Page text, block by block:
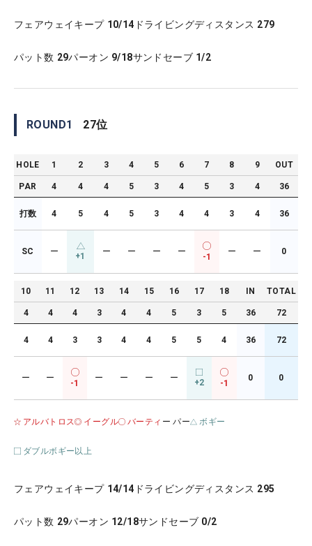
フェアウェイキープ 10/14 ドライビングディスタンス 279
パット数 29パーオン 9/18サンドセーブ 1/2
ROUND1 27位
HOLE 1 2 3 4 5 6 7 8 9 OUT
PAR 4 4 4 5 3 4 5 3 4 36
打数 4 5 4 5 3 4 4 3 4 36
SC ー +1 ー ー ー ー
-1
ー ー 0
10 11 12 13 14 15 16 17 18 IN TOTAL
4 4 4 3 4 4 5 3 5 36 72
4 4 3 3 4 4 5 5 4 36 72
ー ー
-1
ー ー ー ー +2 -1
0 0
アルバトロス イーグル バーティ ー パー ボギー
ダブルボギー以上
フェアウェイキープ 14/14 ドライビングディスタンス 295
パット数 29パーオン 12/18サンドセーブ 0/2